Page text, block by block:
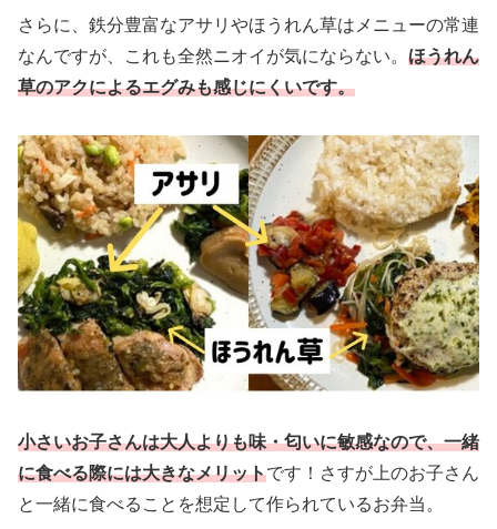
さらに、鉄分豊富なアサリやほうれん草はメニューの常連
なんですが、これも全然ニオイが気にならない。 ほうれん
草のアクによるエグみも感じにくいです。
小さいお子さんは大人よりも味・匂いに敏感なので、一緒
に食べる際には大きなメリットです！さすが上のお子さん
と一緒に食べることを想定して作られているお弁当。